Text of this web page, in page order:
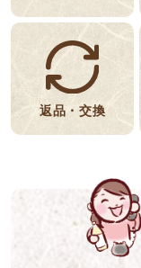
返品・交換